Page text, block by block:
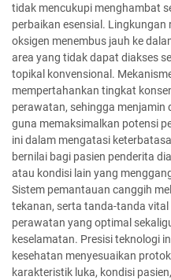
tidak mencukupi menghambat
perbaikan esensial.
oksigen menembus jauh ke
area yang tidak dapat diakses
topikal konvensional.
mempertahankan tingkat
perawatan, sehingga menjamin
guna memaksimalkan potensi
ini dalam mengatasi
bernilai bagi pasien penderita
atau kondisi lain yang
Sistem pemantauan canggih
tekanan, serta tanda-tanda
perawatan yang optimal
keselamatan. Presisi teknologi
kesehatan menyesuaikan
karakteristik luka, kondisi